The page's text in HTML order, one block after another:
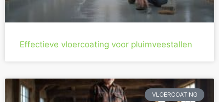
Effectieve vloercoating voor pluimveestallen
VLOERCOATING